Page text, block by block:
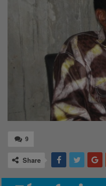
9
Share